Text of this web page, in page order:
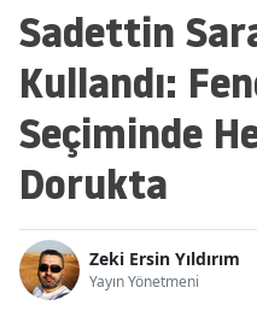
Sadettin
Kullandı:
Seçiminde
Dorukta
Zeki Ersin Yıldırım
Yayın Yönetmeni